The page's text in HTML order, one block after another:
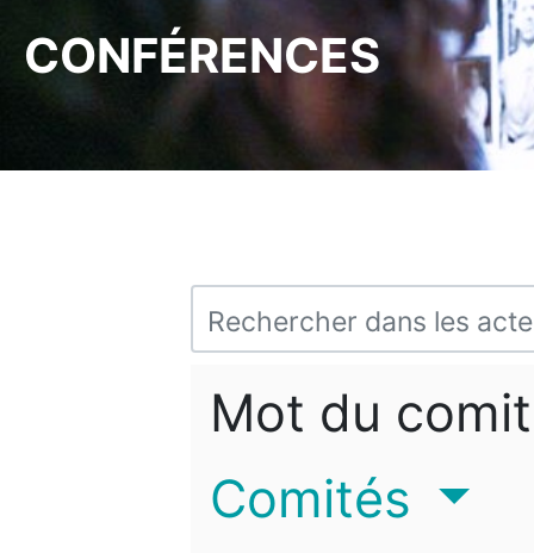
CONFÉRENCES
Mot du
Comités